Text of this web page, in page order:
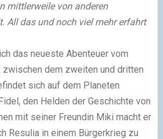
mittlerweile von anderen
All das und noch viel mehr erfahrt
das neueste Abenteuer vom
zwischen dem zweiten und dritten
sich auf dem Planeten
den Helden der Geschichte von
mit seiner Freundin Miki macht er
Resulia in einem Bürgerkrieg zu